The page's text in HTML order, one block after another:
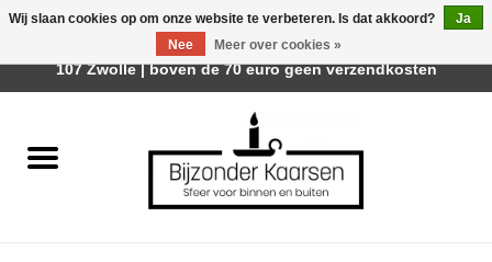
Räder Design Stories
Wij slaan cookies op om onze website te verbeteren. Is dat akkoord?
Ja
Nee
Meer over cookies »
Afhalen is mogelijk bij Trotz Woon & Cadeau | Belvederelaan
107 Zwolle | boven de 70 euro geen verzendkosten